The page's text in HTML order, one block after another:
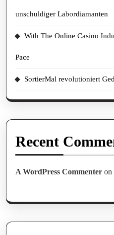
unschuldiger Labordiamanten
With The Online Casino
Pace
SortierMal revolutioniert
Recent
A WordPress Commenter on